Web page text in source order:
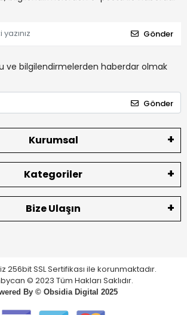
Gönder
ve bilgilendirmelerden haberdar olmak
Gönder
Kurumsal
Kategoriler
Bize Ulaşın
256bit SSL Sertifikası ile korunmaktadır.
© 2023 Tüm Hakları Saklıdır.
By © Obsidia Digital 2025